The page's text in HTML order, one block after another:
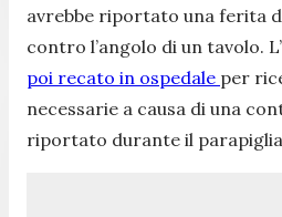
avrebbe riportato una ferita
contro l’angolo di un tavolo.
poi recato in ospedale per
necessarie a causa di una
riportato durante il